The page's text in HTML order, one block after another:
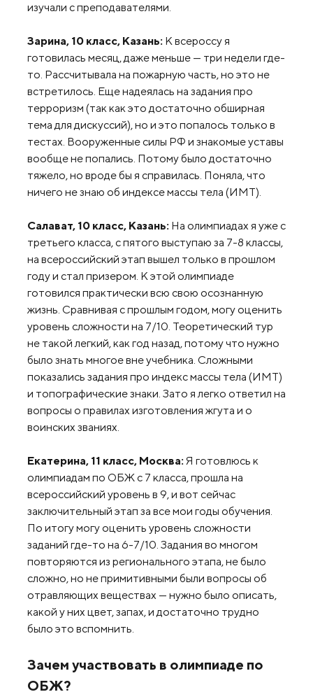
изучали с преподавателями.
Зарина, 10 класс, Казань: К всероссу я
готовилась месяц, даже меньше — три недели где-
то. Рассчитывала на пожарную часть, но это не
встретилось. Еще надеялась на задания про
терроризм (так как это достаточно обширная
тема для дискуссий), но и это попалось только в
тестах. Вооруженные силы РФ и знакомые уставы
вообще не попались. Потому было достаточно
тяжело, но вроде бы я справилась. Поняла, что
ничего не знаю об индексе массы тела (ИМТ).
Салават, 10 класс, Казань: На олимпиадах я уже с
третьего класса, с пятого выступаю за 7-8 классы,
на всероссийский этап вышел только в прошлом
году и стал призером. К этой олимпиаде
готовился практически всю свою осознанную
жизнь. Сравнивая с прошлым годом, могу оценить
уровень сложности на 7/10. Теоретический тур
не такой легкий, как год назад, потому что нужно
было знать многое вне учебника. Сложными
показались задания про индекс массы тела (ИМТ)
и топографические знаки. Зато я легко ответил на
вопросы о правилах изготовления жгута и о
воинских званиях.
Екатерина, 11 класс, Москва: Я готовлюсь к
олимпиадам по ОБЖ с 7 класса, прошла на
всероссийский уровень в 9, и вот сейчас
заключительный этап за все мои годы обучения.
По итогу могу оценить уровень сложности
заданий где-то на 6-7/10. Задания во многом
повторяются из регионального этапа, не было
сложно, но не примитивными были вопросы об
отравляющих веществах — нужно было описать,
какой у них цвет, запах, и достаточно трудно
было это вспомнить.
Зачем участвовать в олимпиаде по
ОБЖ?